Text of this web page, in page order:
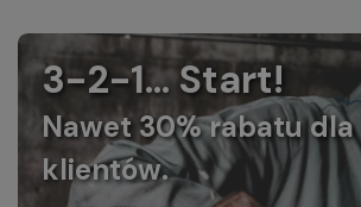
3-2-1... Start!
Nawet 30% rabatu
klientów.